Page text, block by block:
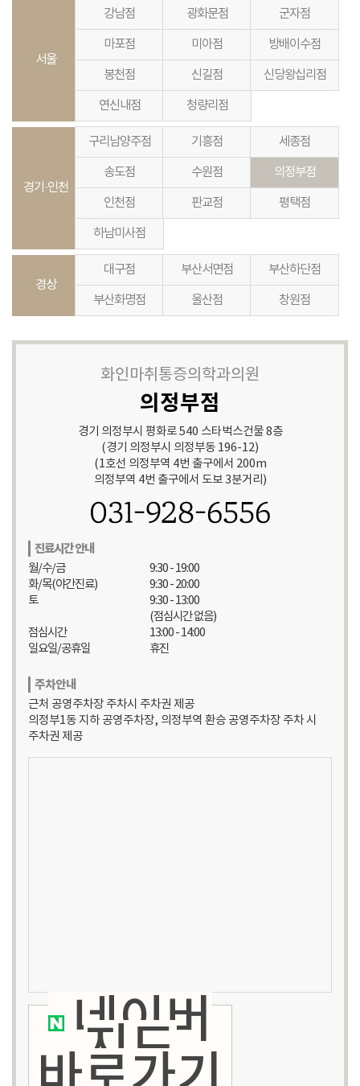
서울
강남점 광화문점 군자점
마포점 미아점 방배이수점
봉천점 신길점 신당왕십리점
연신내점 청량리점
경기·인천
구리남양주점 기흥점 세종점
송도점 수원점 의정부점
인천점 판교점 평택점
하남미사점
경상
대구점 부산서면점 부산하단점
부산화명점 울산점 창원점
화인마취통증의학과의원
의정부점
경기 의정부시 평화로 540 스타벅스건물 8층
(경기 의정부시 의정부동 196-12)
(1호선 의정부역 4번 출구에서 200m
의정부역 4번 출구에서 도보 3분거리)
031-928-6556
진료시간 안내
월/수/금
화/목(야간진료)
토
점심시간
일요일/공휴일
9:30 - 19:00
9:30 - 20:00
9:30 - 13:00
(점심시간 없음)
13:00 - 14:00
휴진
주차안내
근처 공영주차장 주차시 주차권 제공
의정부1동 지하 공영주차장, 의정부역 환승 공영주차장 주차 시
주차권 제공
네이버
지도